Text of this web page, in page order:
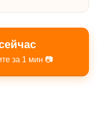
за 1 мин 📷